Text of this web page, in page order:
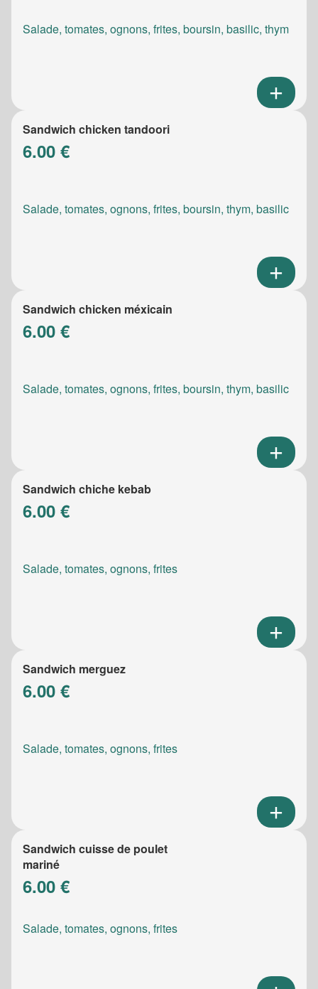
Salade, tomates, ognons, frites, boursin, basilic, thym
Sandwich chicken tandoori
6.00 €
Salade, tomates, ognons, frites, boursin, thym, basilic
Sandwich chicken méxicain
6.00 €
Salade, tomates, ognons, frites, boursin, thym, basilic
Sandwich chiche kebab
6.00 €
Salade, tomates, ognons, frites
Sandwich merguez
6.00 €
Salade, tomates, ognons, frites
Sandwich cuisse de poulet
mariné
6.00 €
Salade, tomates, ognons, frites